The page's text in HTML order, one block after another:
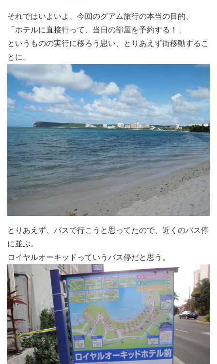
それではいよいよ、今回のグアム旅行の本当の目的、
「ホテルに直接行って、当日の部屋を予約する！」
というものの実行に移ろう思い、とりあえず街移動するこ
とに。
とりあえず、バスで行こうと思ってたので、近くのバス停
に並ぶ。
ロイヤルオーキッド っていうバス停だと思う。